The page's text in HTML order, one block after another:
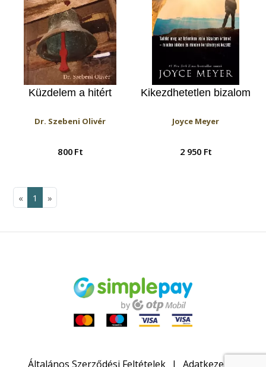
Küzdelem a hitért
Dr. Szebeni Olivér
800 Ft
Kikezdhetetlen bizalom
Joyce Meyer
2 950 Ft
« 1 »
Általános Szerződési Feltételek Adatkezelési